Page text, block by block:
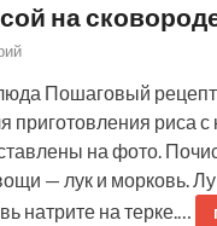
на
Пошаговый
приготовления риса с
на фото.
— лук и морковь.
натрите на терке.…